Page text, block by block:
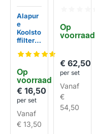
HUISMERK
Op
voorraad
Alapur
e
Koolsto
ffilter
kt voor
27520
4
€ 16,50
per set
Vanaf
€ 13,50
Op
voorraad
€ 62,50
per set
Vanaf
€
54,50